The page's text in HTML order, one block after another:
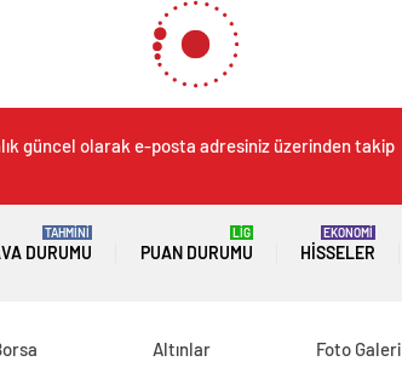
güncel olarak e-posta adresiniz üzerinden takip
DURUMU
TAHMİNİ
PUAN DURUMU
LİG
HISSELER
EKONOMİ
Altınlar Foto Galeri